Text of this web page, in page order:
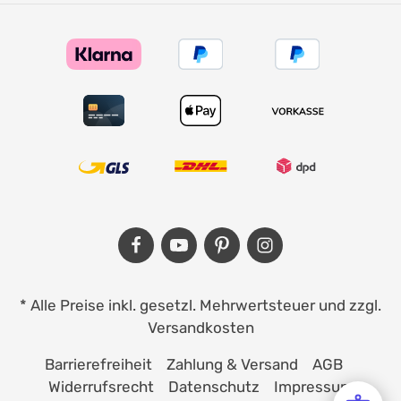
* Alle Preise inkl. gesetzl. Mehrwertsteuer und zzgl.
Versandkosten
Barrierefreiheit Zahlung & Versand
AGB
Widerrufsrecht
Datenschutz Impressum